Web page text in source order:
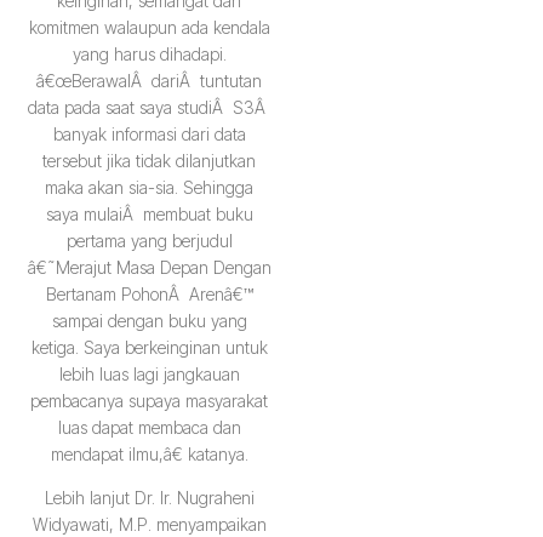
komitmen walaupun ada kendala
yang harus dihadapi.
â€œBerawalÂ dariÂ tuntutan
data pada saat saya studiÂ S3Â
banyak informasi dari data
tersebut jika tidak dilanjutkan
maka akan sia-sia. Sehingga
saya mulaiÂ membuat buku
pertama yang berjudul
â€˜Merajut Masa Depan Dengan
Bertanam PohonÂ Arenâ€™
sampai dengan buku yang
ketiga. Saya berkeinginan untuk
lebih luas lagi jangkauan
pembacanya supaya masyarakat
luas dapat membaca dan
mendapat ilmu,â€ katanya.
Lebih lanjut Dr. Ir. Nugraheni
Widyawati, M.P. menyampaikan